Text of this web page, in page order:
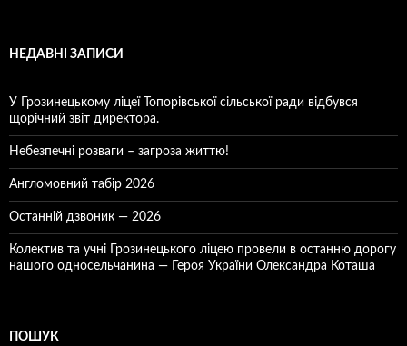
НЕДАВНІ ЗАПИСИ
У Грозинецькому ліцеї Топорівської сільської ради відбувся
щорічний звіт директора.
Небезпечні розваги – загроза життю!
Англомовний табір 2026
Останній дзвоник — 2026
Колектив та учні Грозинецького ліцею провели в останню дорогу
нашого односельчанина — Героя України Олександра Коташа
ПОШУК